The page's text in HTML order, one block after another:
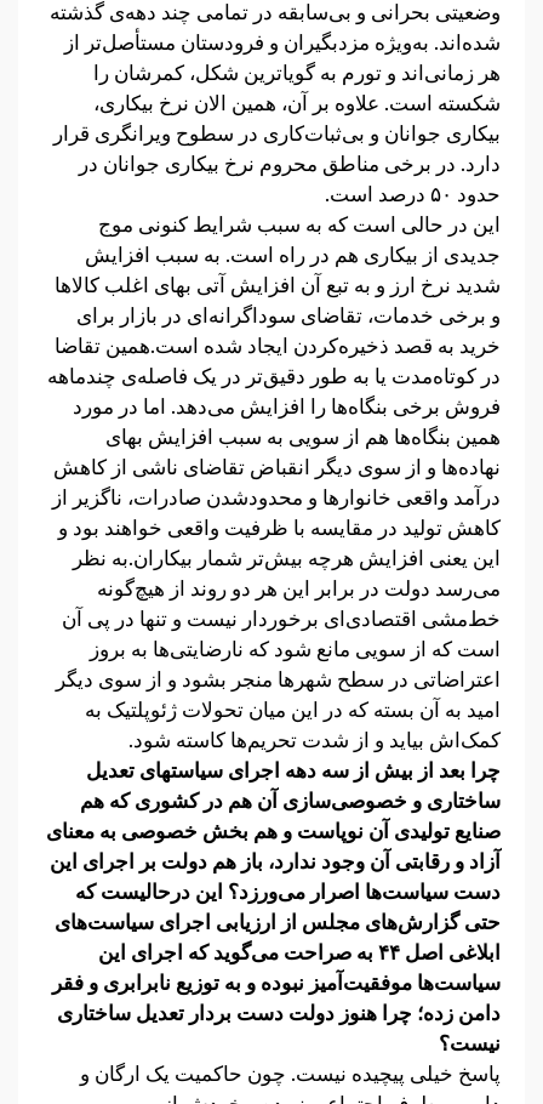
وضعیتی بحرانی و بی‌سابقه در تمامی چند دهه‌ی گذشته
شده‌اند. به‌ویژه مزدبگیران و فرودستان مستأصل‌تر از
هر زمانی‌اند و تورم به گویاترین شکل، کمرشان را
شکسته است. علاوه بر آن، همین الان نرخ بیکاری،
بیکاری جوانان و بی‌ثبات‌کاری در سطوح ویرانگری قرار
دارد. در برخی مناطق محروم نرخ بیکاری جوانان در
حدود ۵۰ درصد است.
این در حالی است که به سبب شرایط کنونی موج
جدیدی از بیکاری هم در راه است. به سبب افزایش
شدید نرخ ارز و به تبع آن افزایش آتی بهای اغلب کالاها
و برخی خدمات، تقاضای سوداگرانه‌ای در بازار برای
خرید به قصد ذخیره‌کردن ایجاد شده است.همین تقاضا
در کوتاه‌مدت یا به طور دقیق‌تر در یک فاصله‌ی چندماهه
فروش برخی بنگاه‌ها را افزایش می‌دهد. اما در مورد
همین بنگاه‌ها هم از سویی به سبب افزایش بهای
نهاده‌ها و از سوی دیگر انقباض تقاضای ناشی از کاهش
درآمد واقعی خانوارها و محدودشدن صادرات، ناگزیر از
کاهش تولید در مقایسه با ظرفیت واقعی خواهند بود و
این یعنی افزایش هرچه بیش‌تر شمار بیکاران.به نظر
می‌رسد دولت در برابر این هر دو روند از هیچ‌گونه
خط‌مشی اقتصادی‌ای برخوردار نیست و تنها در پی آن
است که از سویی مانع شود که نارضایتی‌ها به بروز
اعتراضاتی در سطح شهرها منجر بشود و از سوی دیگر
امید به آن بسته که در این میان تحولات ژئوپلتیک به
کمک‌اش بیاید و از شدت تحریم‌ها کاسته شود.
چرا بعد از بیش از سه دهه اجرای سیاستهای تعدیل
ساختاری و خصوصی‌سازی آن هم در کشوری که هم
صنایع تولیدی آن نوپاست و هم بخش خصوصی به معنای
آزاد و رقابتی آن وجود ندارد، باز هم دولت بر اجرای این
دست سیاست‌ها اصرار می‌ورزد؟ این درحالیست که
حتی گزارش‌های مجلس از ارزیابی اجرای سیاست‌های
ابلاغی اصل ۴۴ به صراحت می‌گوید که اجرای این
سیاست‌ها موفقیت‌آمیز نبوده و به توزیع نابرابری و فقر
دامن زده؛ چرا هنوز دولت دست بردار تعدیل ساختاری
نیست؟
پاسخ خیلی پیچیده نیست. چون حاکمیت یک ارگان و